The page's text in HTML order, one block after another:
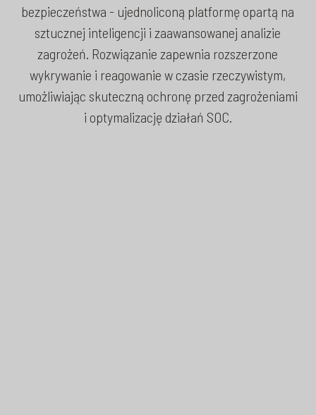
bezpieczeństwa - ujednoliconą platformę opartą na
sztucznej inteligencji i zaawansowanej analizie
zagrożeń. Rozwiązanie zapewnia rozszerzone
wykrywanie i reagowanie w czasie rzeczywistym,
umożliwiając skuteczną ochronę przed zagrożeniami
i optymalizację działań SOC.